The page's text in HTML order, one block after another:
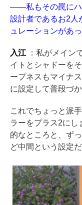
——私もその罠にハ
設計者であるお2人
ュレーションがあ
入江
：私がメイン
イトとシャドーを
ープネスもマイナ
に設定して普段づ
これでちょっと派
ラーをプラス2にし
的なところと、ず
ど中間という設定